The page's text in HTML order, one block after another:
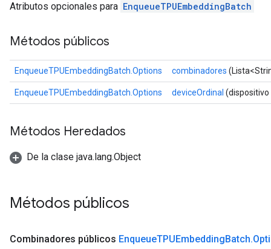
Atributos opcionales para EnqueueTPUEmbeddingBatch
Métodos públicos
EnqueueTPUEmbeddingBatch.Options combinadores
EnqueueTPUEmbeddingBatch.Options deviceOrdinal
Métodos Heredados
De la clase java.lang.Object
Métodos públicos
Combinadores públicos EnqueueTPUEmbeddingBatch.